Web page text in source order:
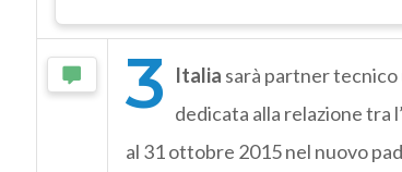
3 Italia sarà partner
dedicata alla relazione tra
al 31 ottobre 2015 nel nuovo